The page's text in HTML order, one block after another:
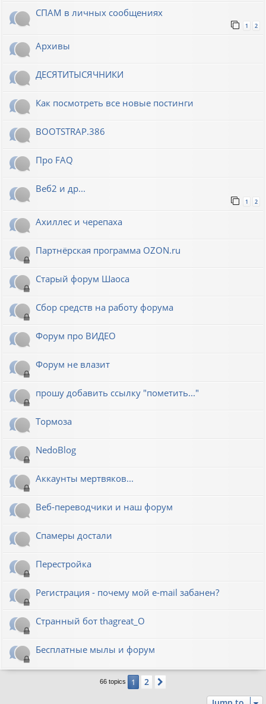
СПАМ в личных сообщениях
1 2
Архивы
ДЕСЯТИТЫСЯЧНИКИ
Как посмотреть все новые постинги
BOOTSTRAP.386
Про FAQ
Веб2 и др...
1 2
Ахиллес и черепаха
Партнёрская программа OZON.ru
Старый форум Шаоса
Сбор средств на работу форума
Форум про ВИДЕО
Форум не влазит
прошу добавить ссылку "пометить..."
Тормоза
NedoBlog
Аккаунты мертвяков...
Веб-переводчики и наш форум
Спамеры достали
Перестройка
Регистрация - почему мой e-mail забанен?
Странный бот thagreat_O
Бесплатные мылы и форум
66 topics 1 2